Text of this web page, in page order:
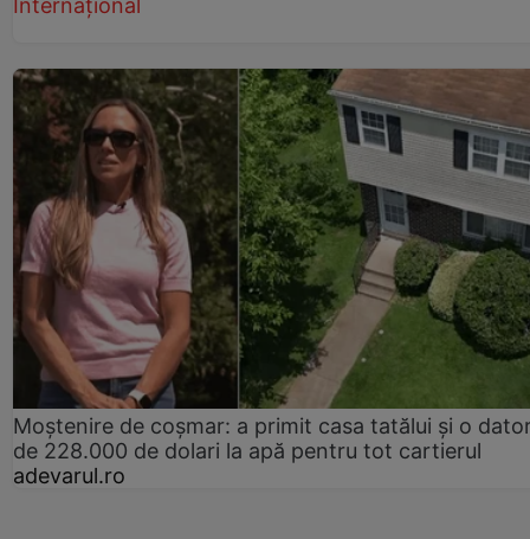
Internațional
Moștenire de coșmar: a primit casa tatălui și o
de 228.000 de dolari la apă pentru tot cartierul
adevarul.ro